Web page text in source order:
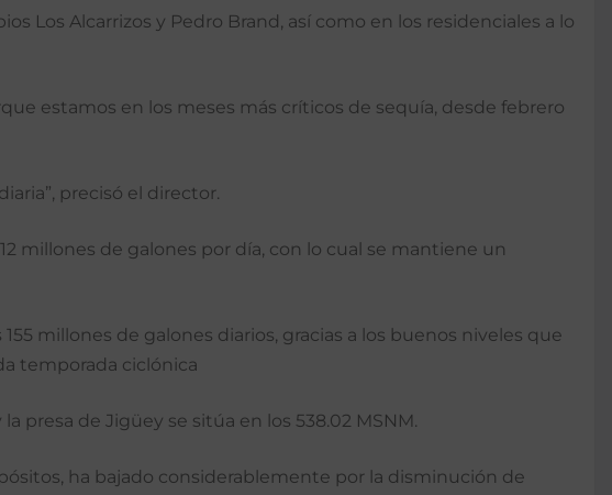
Los Alcarrizos y Pedro Brand, así como en los residenciales a lo
estamos en los meses más críticos de sequía, desde febrero
precisó el director.
millones de galones por día, con lo cual se mantiene un
millones de galones diarios, gracias a los buenos niveles que
temporada ciclónica
presa de Jigüey se sitúa en los 538.02 MSNM.
ha bajado considerablemente por la disminución de